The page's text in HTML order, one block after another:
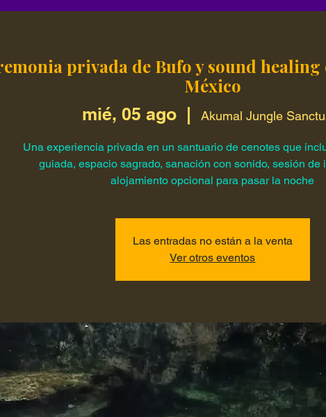
privada de Bufo y sound healing
México
mié, 05 ago
  |
Akumal Jungle
Una experiencia privada en un santuario de cenotes que
guiada, espacio sagrado, sanación con sonido, sesión de
alojamiento opcional para pasar la noche
Las entradas no están a la venta
Ver otros eventos